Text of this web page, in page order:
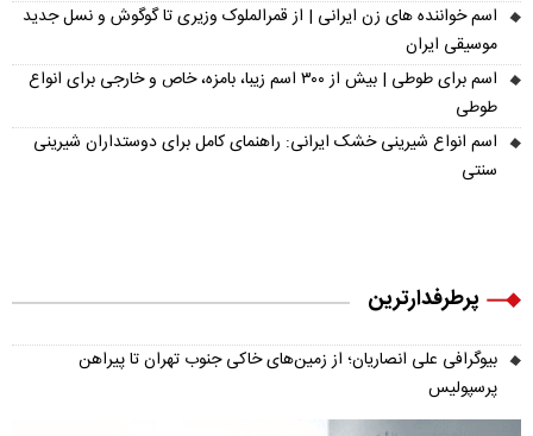
اسم خواننده های زن ایرانی | از قمرالملوک وزیری تا گوگوش و نسل جدید
موسیقی ایران
اسم برای طوطی | بیش از ۳۰۰ اسم زیبا، بامزه، خاص و خارجی برای انواع
طوطی
اسم انواع شیرینی خشک ایرانی: راهنمای کامل برای دوستداران شیرینی
سنتی
پرطرفدارترین
بیوگرافی علی انصاریان؛ از زمین‌های خاکی جنوب تهران تا پیراهن
پرسپولیس